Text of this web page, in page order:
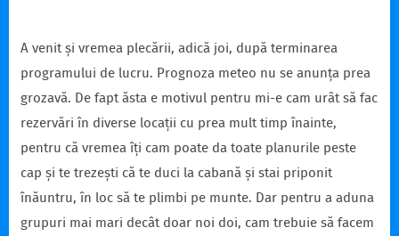
A venit și vremea plecării, adică joi, după terminarea
programului de lucru. Prognoza meteo nu se anunța prea
grozavă. De fapt ăsta e motivul pentru mi-e cam urât să fac
rezervări în diverse locații cu prea mult timp înainte,
pentru că vremea îți cam poate da toate planurile peste
cap și te trezești că te duci la cabană și stai priponit
înăuntru, în loc să te plimbi pe munte. Dar pentru a aduna
grupuri mai mari decât doar noi doi, cam trebuie să facem